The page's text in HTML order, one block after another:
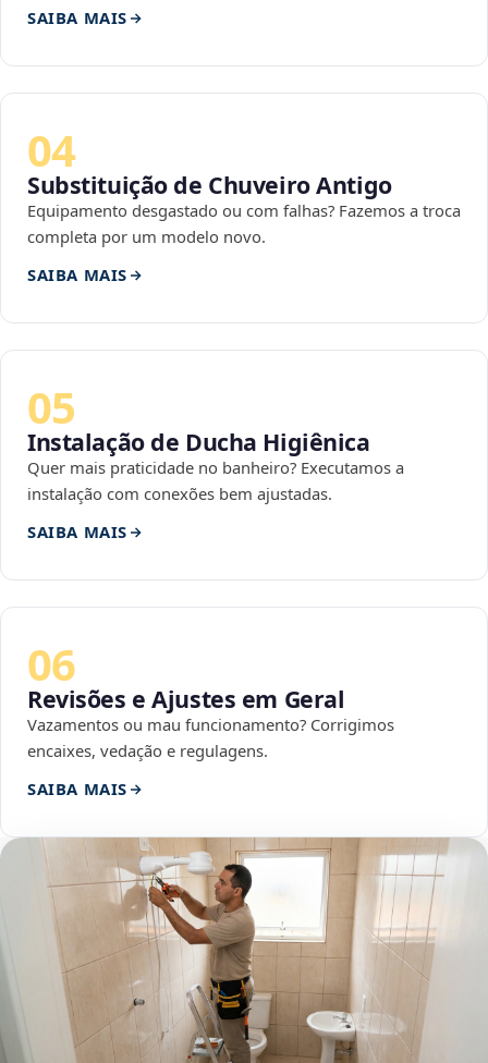
SAIBA MAIS
04
Substituição de Chuveiro Antigo
Equipamento desgastado ou com falhas? Fazemos a troca
completa por um modelo novo.
SAIBA MAIS
05
Instalação de Ducha Higiênica
Quer mais praticidade no banheiro? Executamos a
instalação com conexões bem ajustadas.
SAIBA MAIS
06
Revisões e Ajustes em Geral
Vazamentos ou mau funcionamento? Corrigimos
encaixes, vedação e regulagens.
SAIBA MAIS